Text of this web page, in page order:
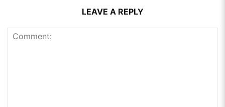
LEAVE A REPLY